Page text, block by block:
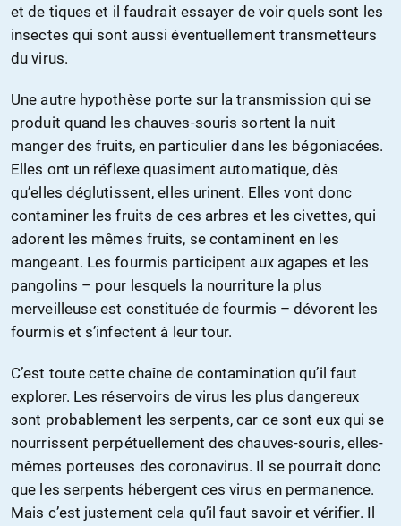
et de tiques et il faudrait essayer de voir quels sont les
insectes qui sont aussi éventuellement transmetteurs
du virus.
Une autre hypothèse porte sur la transmission qui se
produit quand les chauves-souris sortent la nuit
manger des fruits, en particulier dans les bégoniacées.
Elles ont un réflexe quasiment automatique, dès
qu’elles déglutissent, elles urinent. Elles vont donc
contaminer les fruits de ces arbres et les civettes, qui
adorent les mêmes fruits, se contaminent en les
mangeant. Les fourmis participent aux agapes et les
pangolins – pour lesquels la nourriture la plus
merveilleuse est constituée de fourmis – dévorent les
fourmis et s’infectent à leur tour.
C’est toute cette chaîne de contamination qu’il faut
explorer. Les réservoirs de virus les plus dangereux
sont probablement les serpents, car ce sont eux qui se
nourrissent perpétuellement des chauves-souris, elles-
mêmes porteuses des coronavirus. Il se pourrait donc
que les serpents hébergent ces virus en permanence.
Mais c’est justement cela qu’il faut savoir et vérifier. Il